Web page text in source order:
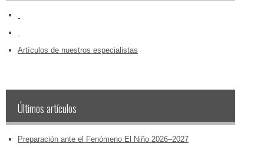
Artículos de nuestros especialistas
Últimos artículos
Preparación ante el Fenómeno El Niño 2026–2027